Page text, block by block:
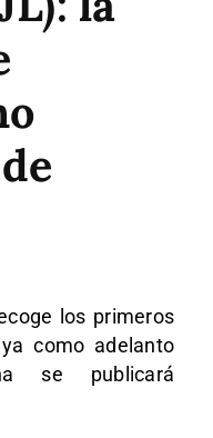
los primeros
como adelanto
se publicará